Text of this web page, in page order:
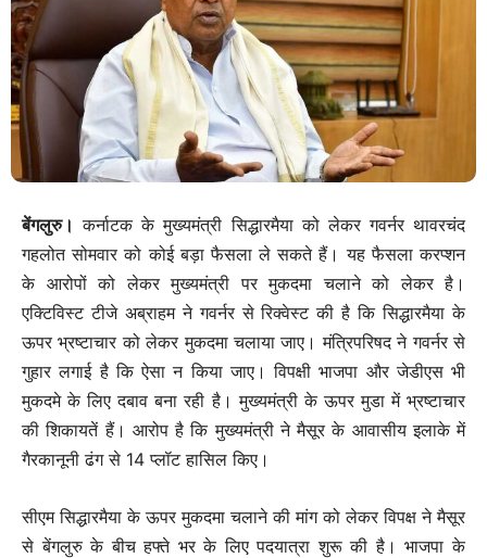
बेंगलुरु। कर्नाटक के मुख्यमंत्री सिद्धारमैया को लेकर गवर्नर थावरचंद
गहलोत सोमवार को कोई बड़ा फैसला ले सकते हैं। यह फैसला करप्शन
के आरोपों को लेकर मुख्यमंत्री पर मुकदमा चलाने को लेकर है।
एक्टिविस्ट टीजे अब्राहम ने गवर्नर से रिक्वेस्ट की है कि सिद्धारमैया के
ऊपर भ्रष्टाचार को लेकर मुकदमा चलाया जाए। मंत्रिपरिषद ने गवर्नर से
गुहार लगाई है कि ऐसा न किया जाए। विपक्षी भाजपा और जेडीएस भी
मुकदमे के लिए दबाव बना रही है। मुख्यमंत्री के ऊपर मुडा में भ्रष्टाचार
की शिकायतें हैं। आरोप है कि मुख्यमंत्री ने मैसूर के आवासीय इलाके में
गैरकानूनी ढंग से 14 प्लॉट हासिल किए।
सीएम सिद्धारमैया के ऊपर मुकदमा चलाने की मांग को लेकर विपक्ष ने मैसूर
से बेंगलुरु के बीच हफ्ते भर के लिए पदयात्रा शुरू की है। भाजपा के